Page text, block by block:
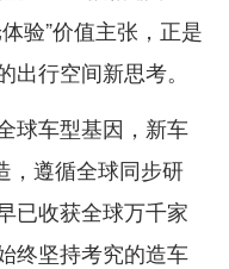
验”价值主张，正是
行空间新思考。
球车型基因，新车
，遵循全球同步研
已收获全球万千家
终坚持考究的造车